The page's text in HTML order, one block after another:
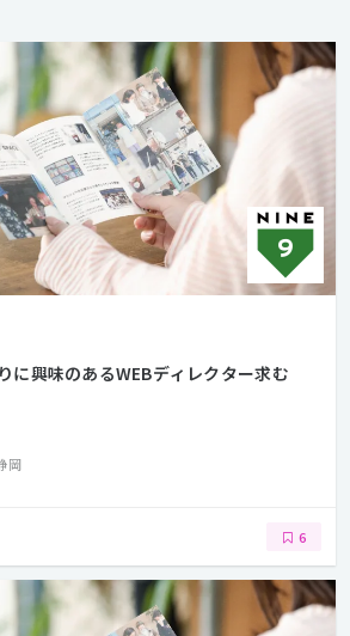
に興味のあるWEBディレクター求む
岡
6